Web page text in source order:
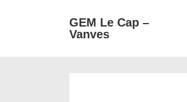
GEM Le Cap –
Vanves